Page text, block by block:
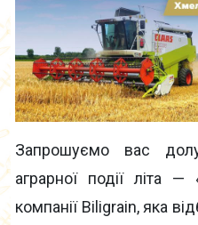
Запрошуємо вас
аграрної події літа —
компанії Biligrain, яка